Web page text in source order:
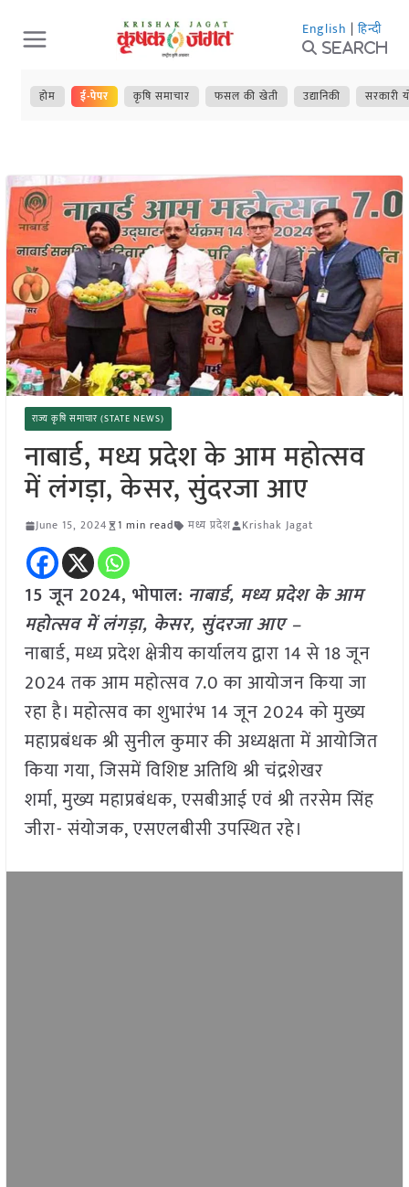
Skip
to
content
English | हिन्दी
Search
होम ई-पेपर कृषि समाचार फसल की खेती उद्यानिकी सरकारी
राज्य कृषि समाचार (STATE NEWS)
नाबार्ड, मध्य प्रदेश के आम महोत्सव
में लंगड़ा, केसर, सुंदरजा आए
June 15, 2024 1 min read मध्य प्रदेश Krishak Jagat
15 जून 2024, भोपाल: नाबार्ड, मध्य प्रदेश के आम
महोत्सव में लंगड़ा, केसर, सुंदरजा आए –
नाबार्ड, मध्य प्रदेश क्षेत्रीय कार्यालय द्वारा 14 से 18 जून
2024 तक आम महोत्सव 7.0 का आयोजन किया जा
रहा है। महोत्सव का शुभारंभ 14 जून 2024 को मुख्य
महाप्रबंधक श्री सुनील कुमार की अध्यक्षता में आयोजित
किया गया, जिसमें विशिष्ट अतिथि श्री चंद्रशेखर
शर्मा, मुख्य महाप्रबंधक, एसबीआई एवं श्री तरसेम सिंह
जीरा- संयोजक, एसएलबीसी उपस्थित रहे।